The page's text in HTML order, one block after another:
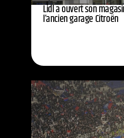
Lidl a ouvert son
l’ancien garage Citroën